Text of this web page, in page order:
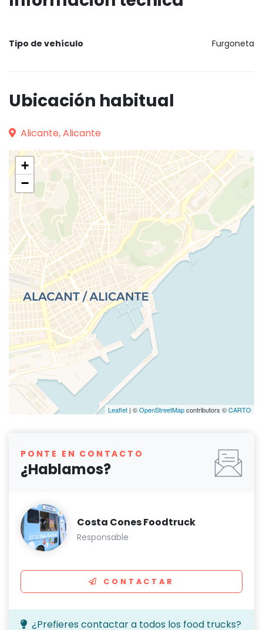
Tipo de vehículo Furgoneta
Ubicación habitual
Alicante, Alicante
+
−
Leaflet | ©OpenStreetMapcontributors ©CARTO
PONTE EN CONTACTO
¿Hablamos?
Costa Cones Foodtruck
Responsable
CONTACTAR
¿Prefieres contactar a todos los food trucks?